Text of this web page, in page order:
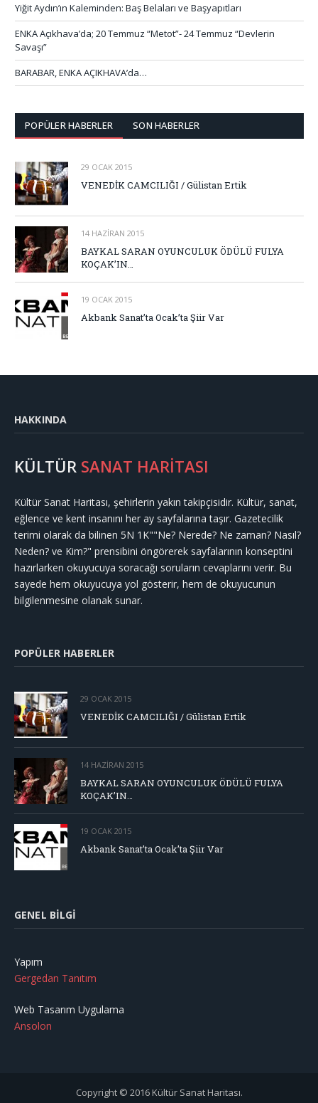
Yiğit Aydın’ın Kaleminden: Baş Belaları ve Başyapıtları
ENKA Açıkhava’da; 20 Temmuz “Metot”- 24 Temmuz “Devlerin
Savaşı”
BARABAR, ENKA AÇIKHAVA’da…
POPÜLER HABERLER SON HABERLER
29 OCAK 2015
VENEDİK CAMCILIĞI / Gülistan Ertik
14 HAZIRAN 2015
BAYKAL SARAN OYUNCULUK ÖDÜLÜ FULYA
KOÇAK’IN…
19 OCAK 2015
Akbank Sanat’ta Ocak’ta Şiir Var
HAKKINDA
KÜLTÜR SANAT HARİTASI
Kültür Sanat Haritası, şehirlerin yakın takipçisidir. Kültür, sanat,
eğlence ve kent insanını her ay sayfalarına taşır. Gazetecilik
terimi olarak da bilinen 5N 1K""Ne? Nerede? Ne zaman? Nasıl?
Neden? ve Kim?" prensibini öngörerek sayfalarının konseptini
hazırlarken okuyucuya soracağı soruların cevaplarını verir. Bu
sayede hem okuyucuya yol gösterir, hem de okuyucunun
bilgilenmesine olanak sunar.
POPÜLER HABERLER
29 OCAK 2015
VENEDİK CAMCILIĞI / Gülistan Ertik
14 HAZIRAN 2015
BAYKAL SARAN OYUNCULUK ÖDÜLÜ FULYA
KOÇAK’IN…
19 OCAK 2015
Akbank Sanat’ta Ocak’ta Şiir Var
GENEL BILGI
Yapım
Gergedan Tanıtım
Web Tasarım Uygulama
Ansolon
Copyright © 2016 Kültür Sanat Haritası.